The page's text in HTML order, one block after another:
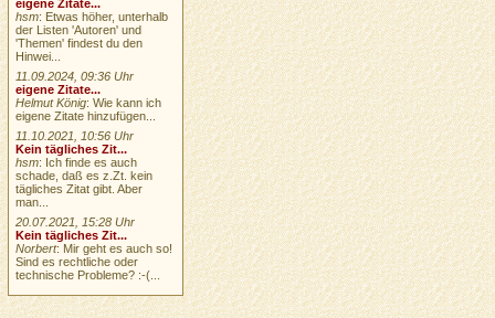
eigene Zitate...
hsm: Etwas höher, unterhalb
der Listen 'Autoren' und
'Themen' findest du den
Hinwei...
11.09.2024, 09:36 Uhr
eigene Zitate...
Helmut König: Wie kann ich
eigene Zitate hinzufügen...
11.10.2021, 10:56 Uhr
Kein tägliches Zit...
hsm: Ich finde es auch
schade, daß es z.Zt. kein
tägliches Zitat gibt. Aber
man...
20.07.2021, 15:28 Uhr
Kein tägliches Zit...
Norbert: Mir geht es auch so!
Sind es rechtliche oder
technische Probleme? :-(...